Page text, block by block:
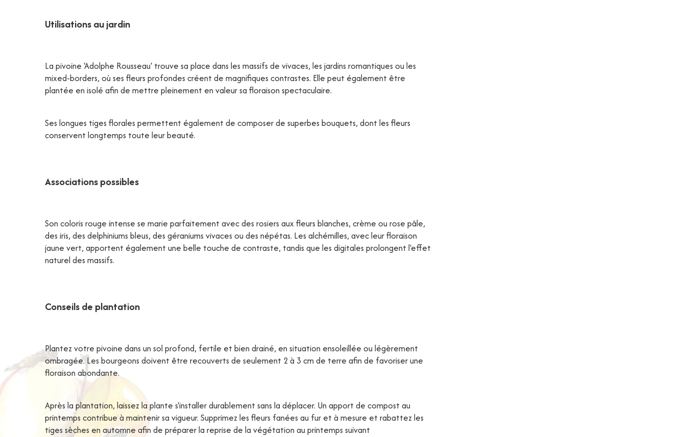
Utilisations au jardin
La pivoine 'Adolphe Rousseau' trouve sa place dans les massifs de vivaces, les jardins romantiques ou les
mixed-borders, où ses fleurs profondes créent de magnifiques contrastes. Elle peut également être
plantée en isolé afin de mettre pleinement en valeur sa floraison spectaculaire.
Ses longues tiges florales permettent également de composer de superbes bouquets, dont les fleurs
conservent longtemps toute leur beauté.
Associations possibles
Son coloris rouge intense se marie parfaitement avec des rosiers aux fleurs blanches, crème ou rose pâle,
des iris, des delphiniums bleus, des géraniums vivaces ou des népétas. Les alchémilles, avec leur floraison
jaune vert, apportent également une belle touche de contraste, tandis que les digitales prolongent l'effet
naturel des massifs.
Conseils de plantation
Plantez votre pivoine dans un sol profond, fertile et bien drainé, en situation ensoleillée ou légèrement
ombragée. Les bourgeons doivent être recouverts de seulement 2 à 3 cm de terre afin de favoriser une
floraison abondante.
Après la plantation, laissez la plante s'installer durablement sans la déplacer. Un apport de compost au
printemps contribue à maintenir sa vigueur. Supprimez les fleurs fanées au fur et à mesure et rabattez les
tiges sèches en automne afin de préparer la reprise de la végétation au printemps suivant